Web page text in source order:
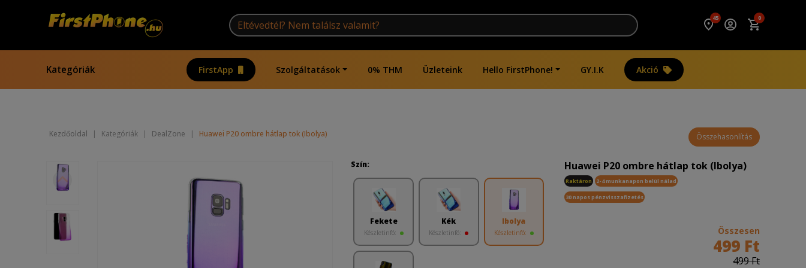
45 0
Kategóriák FirstApp Szolgáltatások 0% THM Üzleteink Hello FirstPhone! GY.I.K Akció
Kezdőoldal | Kategóriák | DealZone | Huawei P20 ombre hátlap tok (Ibolya) Összehasonlítás
Szín:
Fekete
Készletinfó:
Kék
Készletinfó:
Ibolya
Készletinfó:
Huawei P20 ombre hátlap tok (Ibolya)
Raktáron 2-4 munkanapon belül nálad
30 napos pénzvisszafizetés
Összesen
499 Ft
499 Ft